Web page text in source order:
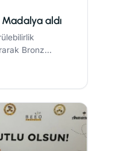
aldı
Bronz